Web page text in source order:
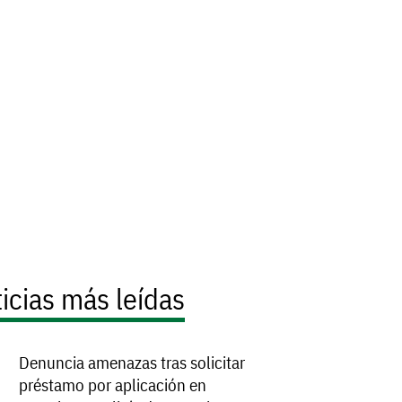
más leídas
Denuncia amenazas tras solicitar
préstamo por aplicación en